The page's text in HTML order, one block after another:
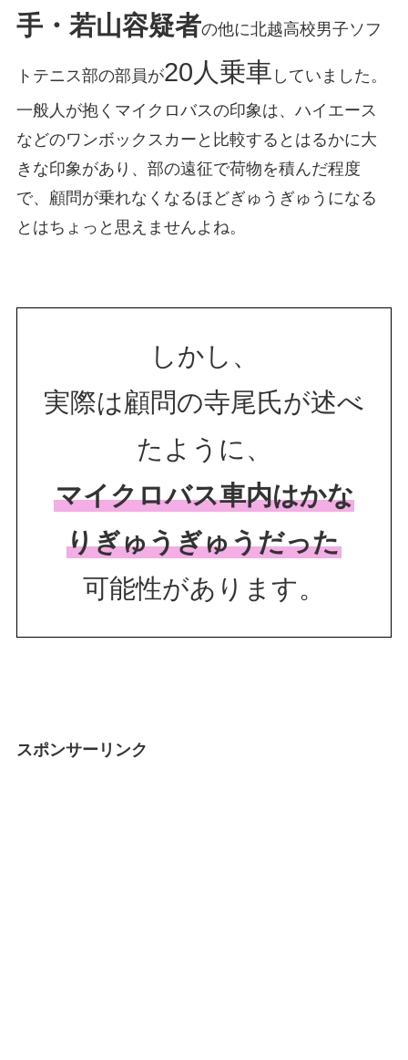
手・若山容疑者の他に北越高校男子ソフ
トテニス部の部員が20人乗車 していました。
一般人が抱くマイクロバスの印象は、ハイエース
などのワンボックスカーと比較するとはるかに大
きな印象があり、部の遠征で荷物を積んだ程度
で、顧問が乗れなくなるほどぎゅうぎゅうになる
とはちょっと思えませんよね。
しかし、
実際は顧問の寺尾氏が述べ
たように、
マイクロバス車内はかな
りぎゅうぎゅうだった
可能性があります。
スポンサーリンク